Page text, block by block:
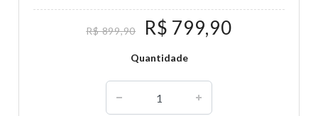
R$ 899,90 R$ 799,90
Quantidade